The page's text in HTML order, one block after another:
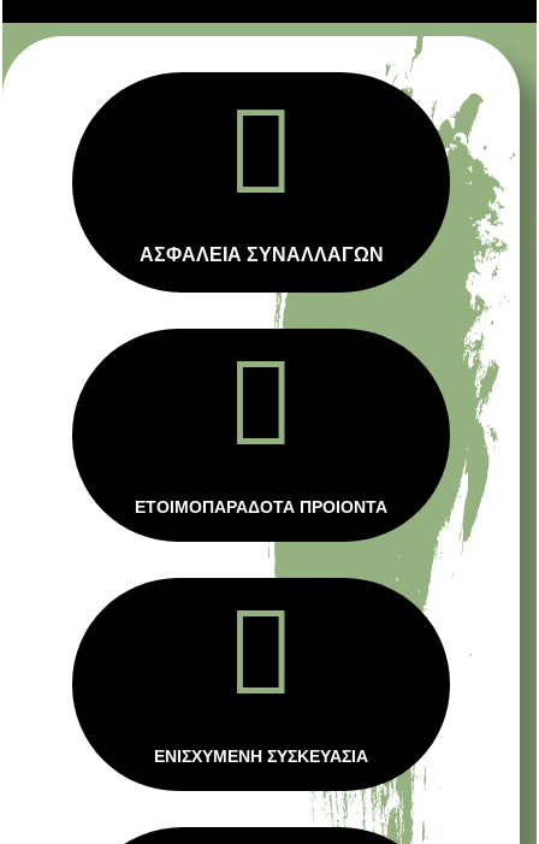

ΑΣΦΑΛΕΙΑ ΣΥΝΑΛΛΑΓΩΝ

ΕΤΟΙΜΟΠΑΡΑΔΟΤΑ ΠΡΟΙΟΝΤΑ

ΕΝΙΣΧΥΜΕΝΗ ΣΥΣΚΕΥΑΣΙΑ